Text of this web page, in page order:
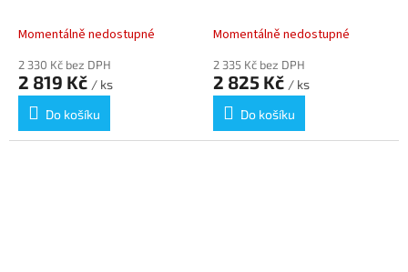
mm, odnímatelný,
Momentálně nedostupné
2 330 Kč bez DPH
2 819 Kč / ks
Do košíku
Momentálně nedostupné
2 335 Kč bez DPH
2 825 Kč / ks
Do košíku